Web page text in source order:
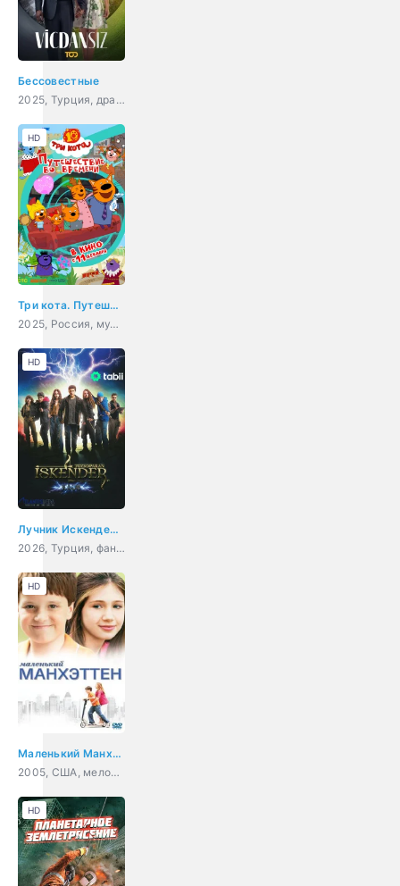
Бессовестные
2025, Турция, драма
Три кота. Путешествие во времени
2025, Россия, мультфильм, детский
HD
Лучник Искендер: Хаос
2026, Турция, фантастика, детектив, приключения
HD
Маленький Манхэттен
2005, США, мелодрама, комедия, семейный
HD
HD